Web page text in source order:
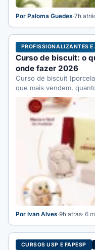
Por Paloma Guedes·7h
PROFISSIONALIZANTES E
Curso de biscuit: o
onde fazer 2026
Curso de biscuit
que mais vendem,
Por Ivan Alves·9h atrás· 6
CURSOS USP E FAPESP